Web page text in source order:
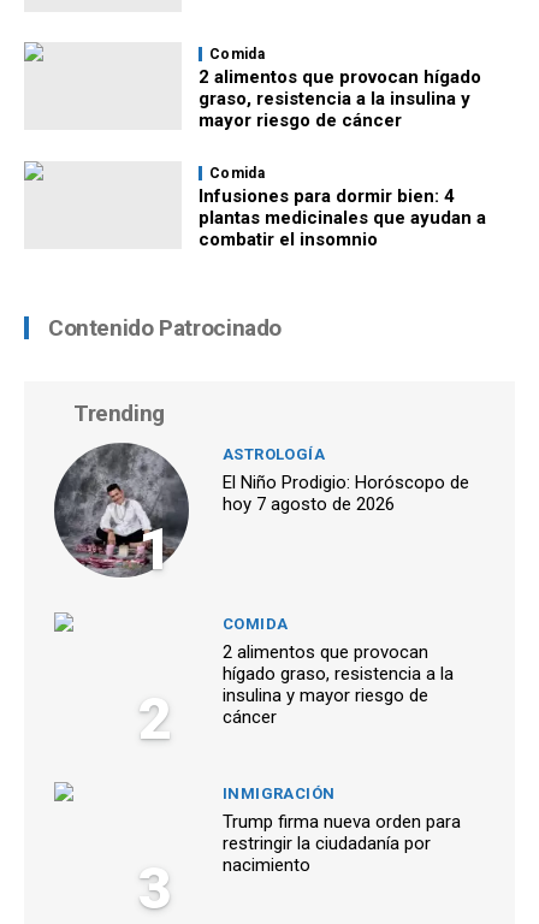
Comida
2 alimentos que provocan hígado
graso, resistencia a la insulina y
mayor riesgo de cáncer
Comida
Infusiones para dormir bien: 4
plantas medicinales que ayudan a
combatir el insomnio
Contenido Patrocinado
Trending
1
ASTROLOGÍA
El Niño Prodigio: Horóscopo de
hoy 7 agosto de 2026
2
COMIDA
2 alimentos que provocan
hígado graso, resistencia a la
insulina y mayor riesgo de
cáncer
3
INMIGRACIÓN
Trump firma nueva orden para
restringir la ciudadanía por
nacimiento